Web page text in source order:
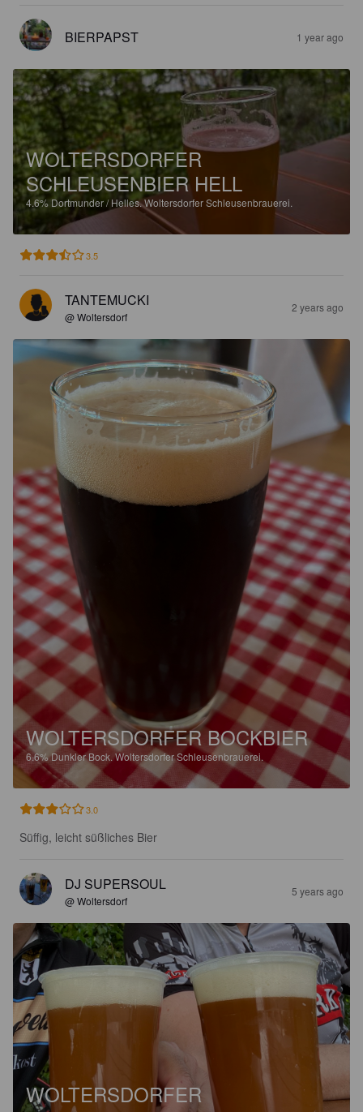
BIERPAPST 1 year ago
WOLTERSDORFER
SCHLEUSENBIER HELL
4.6%Dortmunder / Helles.Woltersdorfer Schleusenbrauerei.
3.5
TANTEMUCKI
@ Woltersdorf
2 years ago
WOLTERSDORFER BOCKBIER
6.6%Dunkler Bock.Woltersdorfer Schleusenbrauerei.
3.0
Süffig, leicht süßliches Bier
DJ SUPERSOUL
@ Woltersdorf
5 years ago
WOLTERSDORFER